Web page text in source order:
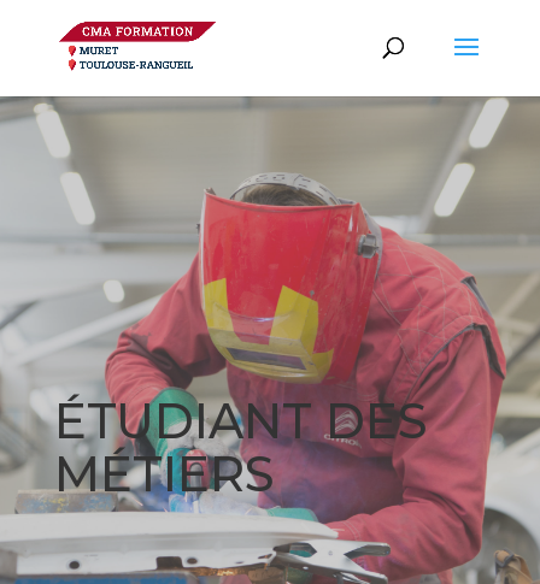
ÉTUDIANT DES
MÉTIERS